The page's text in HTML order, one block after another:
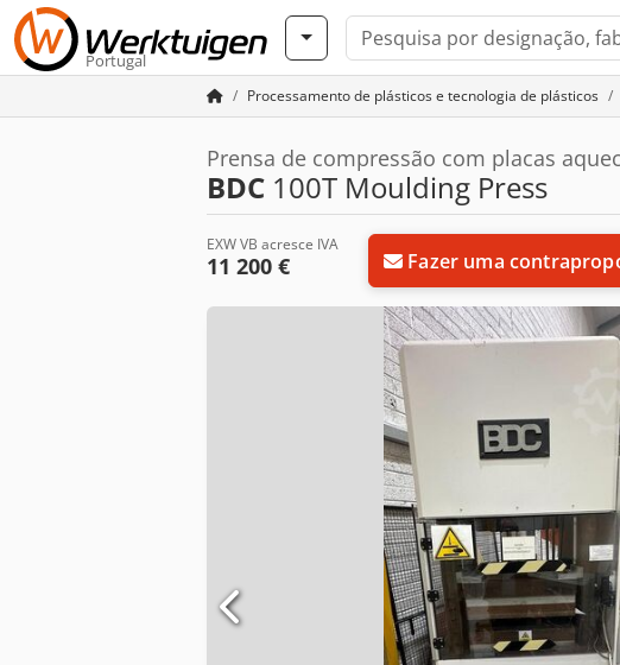
Portugal
Processamento de plásticos e tecnologia de plásticos
Prensa de compressão com placas
BDC 100T Moulding Press
EXW VB acresce IVA
11 200 € Fazer uma